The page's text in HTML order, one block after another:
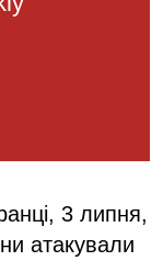
3 липня,
атакували